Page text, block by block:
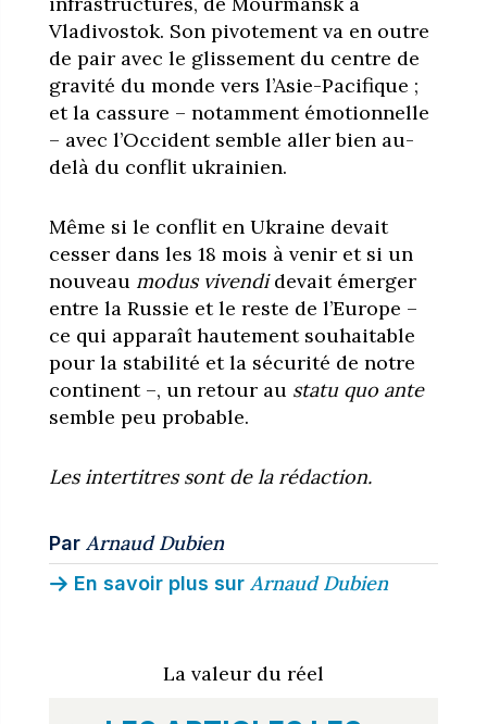
Vladivostok. Son pivotement va en outre
de pair avec le glissement du centre de
gravité du monde vers l’Asie-Pacifique ;
et la cassure – notamment émotionnelle
– avec l’Occident semble aller bien au-
delà du conflit ukrainien.
Même si le conflit en Ukraine devait
cesser dans les 18 mois à venir et si un
nouveau modus vivendidevait émerger
entre la Russie et le reste de l’Europe –
ce qui apparaît hautement souhaitable
pour la stabilité et la sécurité de notre
continent –, un retour au statu quo ante
semble peu probable.
Les intertitres sont de la rédaction.
Par Arnaud Dubien
En savoir plus sur Arnaud Dubien
La valeur du réel